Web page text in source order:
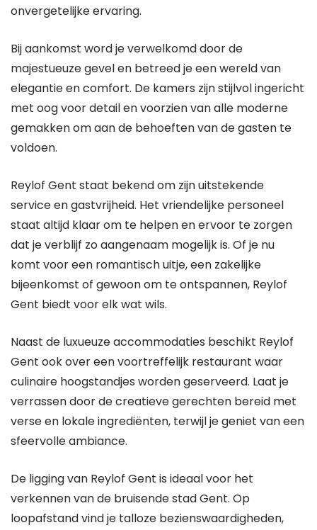
onvergetelijke ervaring.
Bij aankomst word je verwelkomd door de
majestueuze gevel en betreed je een wereld van
elegantie en comfort. De kamers zijn stijlvol ingericht
met oog voor detail en voorzien van alle moderne
gemakken om aan de behoeften van de gasten te
voldoen.
Reylof Gent staat bekend om zijn uitstekende
service en gastvrijheid. Het vriendelijke personeel
staat altijd klaar om te helpen en ervoor te zorgen
dat je verblijf zo aangenaam mogelijk is. Of je nu
komt voor een romantisch uitje, een zakelijke
bijeenkomst of gewoon om te ontspannen, Reylof
Gent biedt voor elk wat wils.
Naast de luxueuze accommodaties beschikt Reylof
Gent ook over een voortreffelijk restaurant waar
culinaire hoogstandjes worden geserveerd. Laat je
verrassen door de creatieve gerechten bereid met
verse en lokale ingrediënten, terwijl je geniet van een
sfeervolle ambiance.
De ligging van Reylof Gent is ideaal voor het
verkennen van de bruisende stad Gent. Op
loopafstand vind je talloze bezienswaardigheden,